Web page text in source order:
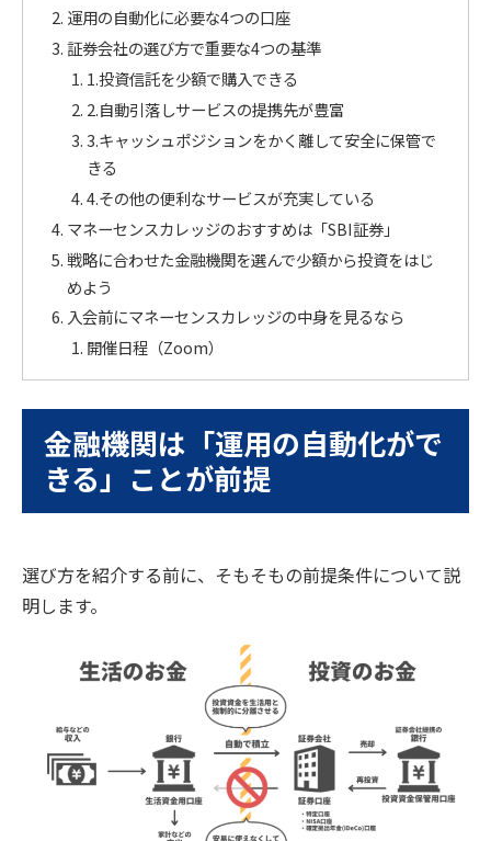
運用の自動化に必要な4つの口座
証券会社の選び方で重要な4つの基準
1.投資信託を少額で購入できる
2.自動引落しサービスの提携先が豊富
3.キャッシュポジションをかく離して安全に保管で
きる
4.その他の便利なサービスが充実している
マネーセンスカレッジのおすすめは「SBI証券」
戦略に合わせた金融機関を選んで少額から投資をはじ
めよう
入会前にマネーセンスカレッジの中身を見るなら
開催日程（Zoom）
金融機関は「運用の自動化がで
きる」ことが前提
選び方を紹介する前に、そもそもの前提条件について説
明します。